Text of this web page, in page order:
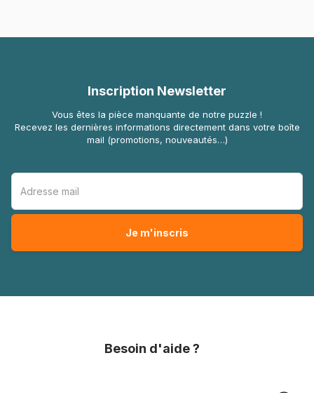
Inscription Newsletter
Vous êtes la pièce manquante de notre puzzle !
Recevez les dernières informations directement dans votre boîte
mail (promotions, nouveautés…)
Besoin d'aide ?